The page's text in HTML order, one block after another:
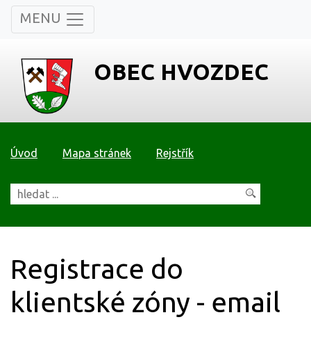
MENU
OBEC HVOZDEC
Úvod Mapa stránek Rejstřík
Registrace do
klientské zóny - email